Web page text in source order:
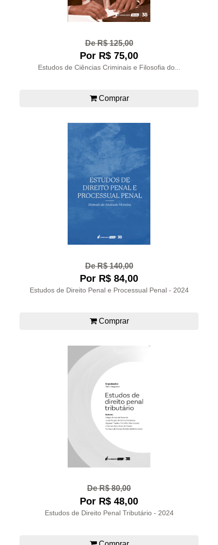
De R$ 125,00
Por R$ 75,00
Estudos de Ciências Criminais e Filosofia do...
Comprar
De R$ 140,00
Por R$ 84,00
Estudos de Direito Penal e Processual Penal - 2024
Comprar
De R$ 80,00
Por R$ 48,00
Estudos de Direito Penal Tributário - 2024